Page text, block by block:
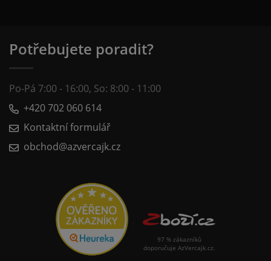
Potřebujete poradit?
Po-Pá 7:00 - 16:00, So: 8:00 - 11:00
+420 702 060 614
Kontaktní formulář
obchod@azvercajk.cz
97 % zákazníků
doporučuje AzVercajk.cz.